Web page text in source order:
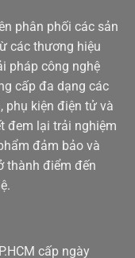
phân phối các sản
các thương hiệu
pháp công nghệ
cấp đa dạng các
phụ kiện điện tử và
đem lại trải nghiệm
đảm bảo và
thành điểm đến
cấp ngày